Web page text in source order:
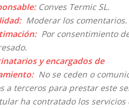
Conves Termic SL.
Moderar los comentarios.
Por consentimiento
y encargados de
No se ceden o
a terceros para prestar este
ha contratado los servicios